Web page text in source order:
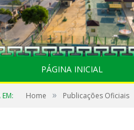
PÁGINA INICIAL
EM: Home » Publicações Oficiais